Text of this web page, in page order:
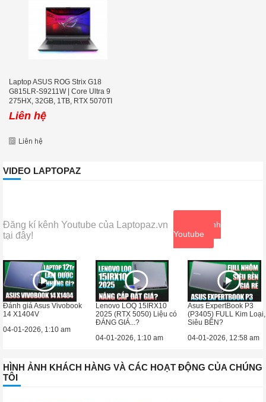
Laptop ASUS ROG Strix G18
G815LR-S9211W | Core Ultra 9
275HX, 32GB, 1TB, RTX 5070TI
12GB, 18 inch 2.5K 240Hz
Liên hệ
VIDEO LAPTOPAZ
Đăng kí kênh Youtube của Laptopaz.vn
tại đây!
Xem kênh
Youtube
Đánh giá Asus Vivobook
14 X1404V
04-01-2026, 1:10 am
Lenovo LOQ 15IRX10
2025 (RTX 5050) Liệu có
ĐÁNG GIÁ...?
04-01-2026, 1:10 am
Asus ExpertBook P3
(P3405) FULL Kim Loại,
Siêu BỀN?
04-01-2026, 12:58 am
HÌNH ẢNH KHÁCH HÀNG VÀ CÁC HOẠT ĐỘNG CỦA CHÚNG
TÔI